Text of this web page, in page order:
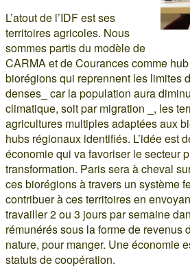
L’atout de l’IDF est ses
territoires agricoles. Nous
sommes partis du modèle de
CARMA et de Courances comme
biorégions qui reprennent les limites
denses_ car la population aura
climatique, soit par migration _, les
agricultures multiples adaptées aux
hubs régionaux identifiés. L’idée est
économie qui va favoriser le secteur
transformation. Paris sera à cheval
ces biorégions à travers un système
contribuer à ces territoires en
travailler 2 ou 3 jours par semaine
rémunérés sous la forme de revenus
nature, pour manger. Une économie
statuts de coopération.